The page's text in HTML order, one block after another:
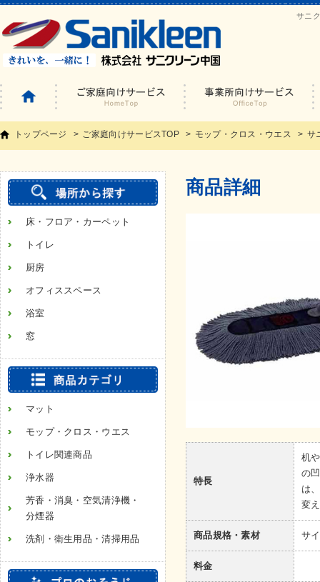
サニ
トップページ ご家庭向けサービスTOP モップ・クロス・ウエス サ
床・フロア・カーペット
トイレ
厨房
オフィススペース
浴室
窓
マット
モップ・クロス・ウエス
トイレ関連商品
浄水器
芳香・消臭・空気清浄機・
分煙器
洗剤・衛生用品・清掃用品
商品詳細
特長
机
の
は
変
商品規格・素材 サ
料金